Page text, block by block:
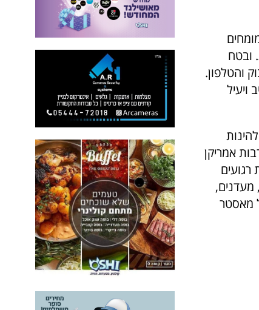
ובטח
והטלפון.
ויעיל
אמריקן
מעדנים,
מאסטר